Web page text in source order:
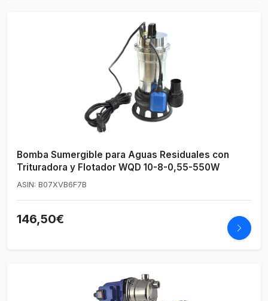
Bomba Sumergible para Aguas Residuales con
Trituradora y Flotador WQD 10-8-0,55-550W
ASIN: B07XVB6F7B
146,50€